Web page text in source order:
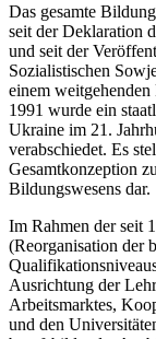
Das gesamte
seit der Deklaration
und seit der
Sozialistischen
einem
1991 wurde ein
Ukraine im 21.
verabschiedet. Es
Gesamtkonzeption
Bildungswesens dar.
Im Rahmen der seit
(Reorganisation der
Ausrichtung der
Arbeitsmarktes,
und den